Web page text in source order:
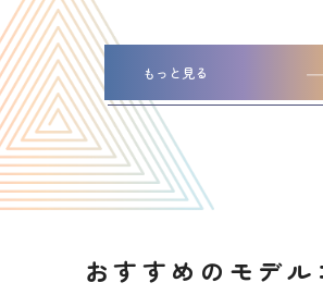
もっと見る
おすすめのモデル